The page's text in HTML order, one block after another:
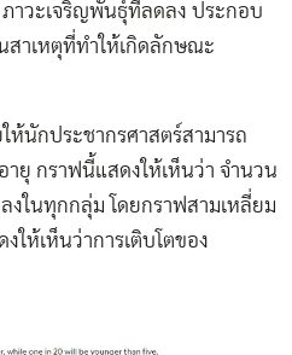
ภาวะเจริญพันธุ์ที่ลดลง ประกอบ
สาเหตุที่ทำให้เกิดลักษณะ
ห้นักประชากรศาสตร์สามารถ
ายุ กราฟนี้แสดงให้เห็นว่า จำนวน
งในทุกกลุ่ม โดยกราฟสามเหลี่ยม
ห้เห็นว่าการเติบโตของ